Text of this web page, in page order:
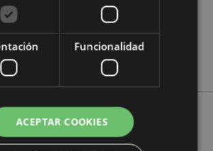
the Sheep
Funcionalidad
ACEPTAR COOKIES